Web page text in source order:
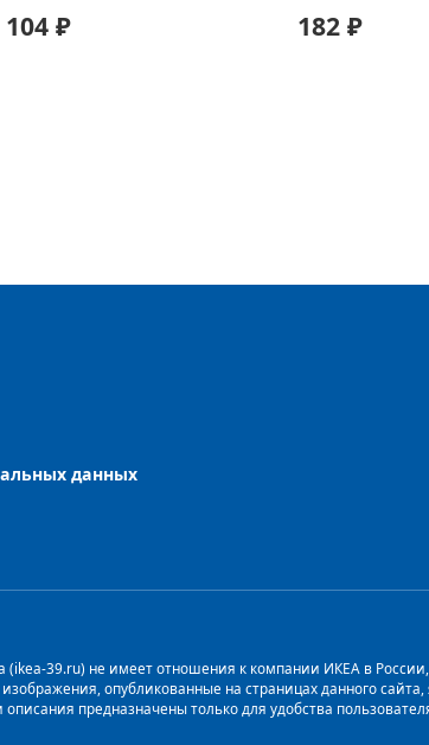
104 ₽ 182 ₽
данных
39.ru) не имеет отношения к компании ИКЕА в
опубликованные на страницах данного
описания предназначены только для удобства